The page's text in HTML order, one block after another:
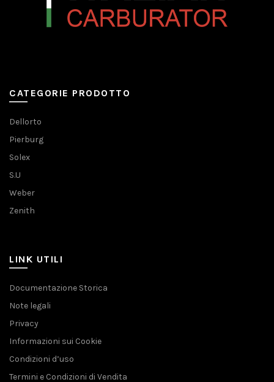
CATEGORIE PRODOTTO
Dellorto
Pierburg
Solex
S.U
Weber
Zenith
LINK UTILI
Documentazione Storica
Note legali
Privacy
Informazioni sui Cookie
Condizioni d’uso
Termini e Condizioni di Vendita